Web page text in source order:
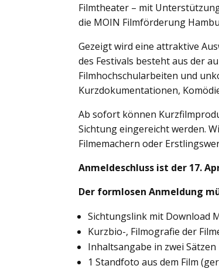
Filmtheater – mit
die MOIN Filmförderung
Gezeigt wird eine attraktive
des Festivals besteht aus der
Filmhochschularbeiten und
Kurzdokumentationen,
Ab sofort können
Sichtung eingereicht werden.
Filmemachern oder
Anmeldeschluss ist der 17.
Der formlosen Anmeldung
Sichtungslink mit Download
Kurzbio-, Filmografie der
Inhaltsangabe in zwei Sätzen
1 Standfoto aus dem Film